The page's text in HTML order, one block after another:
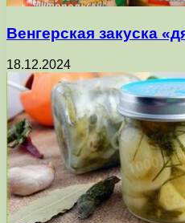
Венгерская закуска
18.12.2024